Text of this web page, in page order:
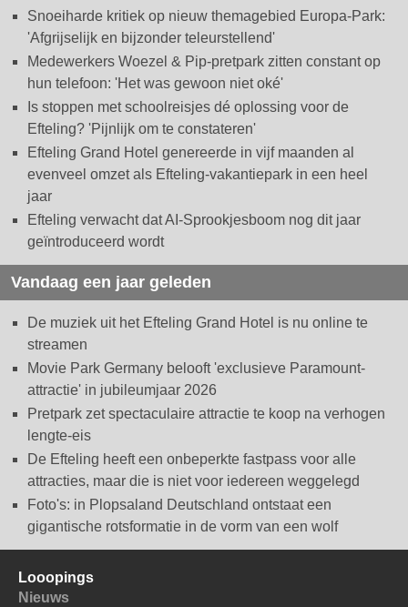
Snoeiharde kritiek op nieuw themagebied Europa-Park:
'Afgrijselijk en bijzonder teleurstellend'
Medewerkers Woezel & Pip-pretpark zitten constant op
hun telefoon: 'Het was gewoon niet oké'
Is stoppen met schoolreisjes dé oplossing voor de
Efteling? 'Pijnlijk om te constateren'
Efteling Grand Hotel genereerde in vijf maanden al
evenveel omzet als Efteling-vakantiepark in een heel
jaar
Efteling verwacht dat AI-Sprookjesboom nog dit jaar
geïntroduceerd wordt
Vandaag een jaar geleden
De muziek uit het Efteling Grand Hotel is nu online te
streamen
Movie Park Germany belooft 'exclusieve Paramount-
attractie' in jubileumjaar 2026
Pretpark zet spectaculaire attractie te koop na verhogen
lengte-eis
De Efteling heeft een onbeperkte fastpass voor alle
attracties, maar die is niet voor iedereen weggelegd
Foto's: in Plopsaland Deutschland ontstaat een
gigantische rotsformatie in de vorm van een wolf
Looopings
Nieuws